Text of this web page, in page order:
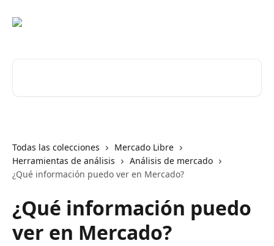
Todas las colecciones
Mercado Libre
Herramientas de análisis
Análisis de mercado
¿Qué información puedo ver en Mercado?
¿Qué información puedo
ver en Mercado?